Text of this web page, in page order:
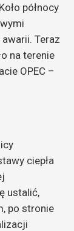
północy
Teraz
na terenie
OPEC –
ciepła
ustalić,
po stronie